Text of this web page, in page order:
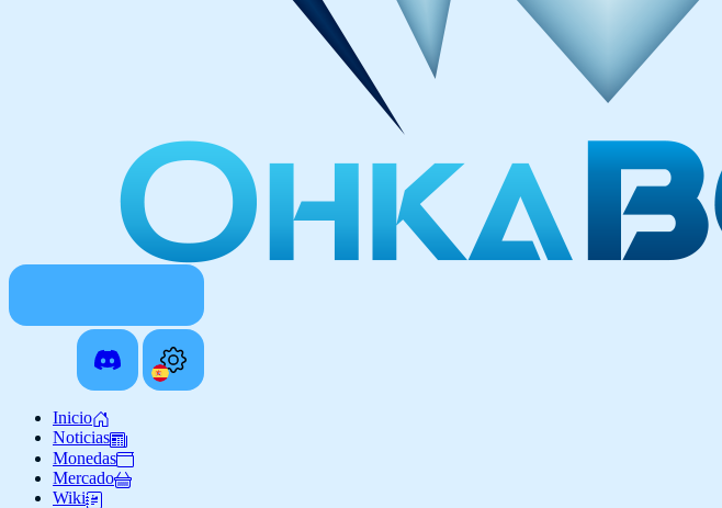
Inicio
Noticias
Monedas
Mercado
Wiki